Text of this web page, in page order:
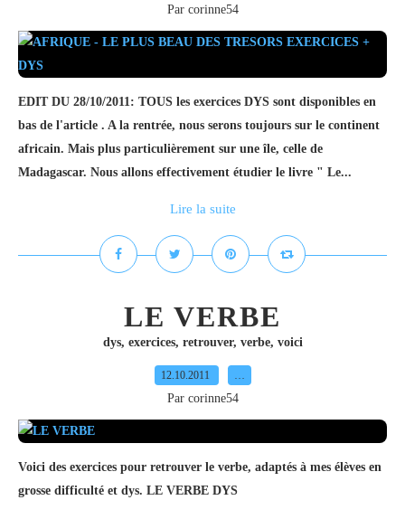
Par corinne54
EDIT DU 28/10/2011: TOUS les exercices DYS sont disponibles en
bas de l'article . A la rentrée, nous serons toujours sur le continent
africain. Mais plus particulièrement sur une île, celle de
Madagascar. Nous allons effectivement étudier le livre " Le...
Lire la suite
LE VERBE
dys, exercices, retrouver, verbe, voici
12.10.2011 …
Par corinne54
Voici des exercices pour retrouver le verbe, adaptés à mes élèves en
grosse difficulté et dys. LE VERBE DYS